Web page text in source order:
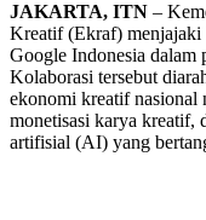
JAKARTA, ITN –
Kreatif (Ekraf) menjajaki
Google Indonesia dalam
Kolaborasi tersebut
ekonomi kreatif nasional
monetisasi karya kreatif,
artifisial (AI) yang